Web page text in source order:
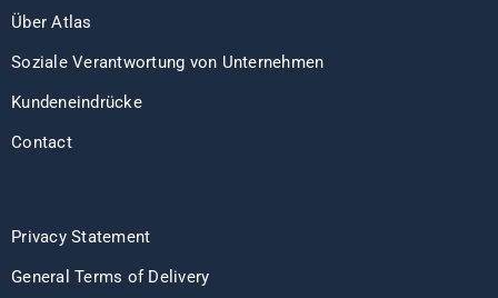
Über Atlas
Soziale Verantwortung von Unternehmen
Kundeneindrücke
Contact
Privacy Statement
General Terms of Delivery